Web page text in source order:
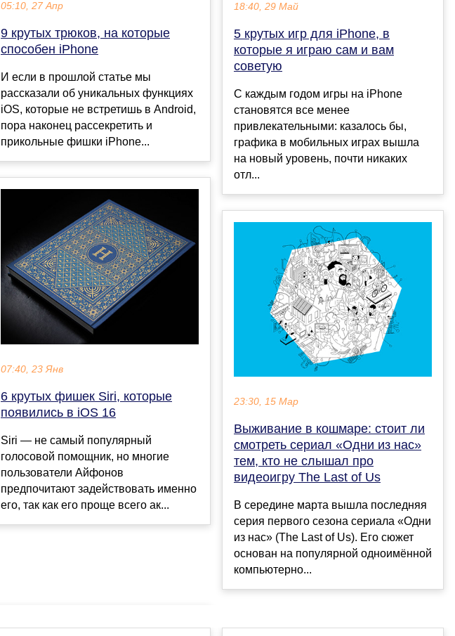
05:10, 27 Апр
9 крутых трюков, на которые
способен iPhone
И если в прошлой статье мы
рассказали об уникальных функциях
iOS, которые не встретишь в Android,
пора наконец рассекретить и
прикольные фишки iPhone...
07:40, 23 Янв
6 крутых фишек Siri, которые
появились в iOS 16
Siri — не самый популярный
голосовой помощник, но многие
пользователи Айфонов
предпочитают задействовать именно
его, так как его проще всего ак...
18:40, 29 Май
5 крутых игр для iPhone, в
которые я играю сам и вам
советую
С каждым годом игры на iPhone
становятся все менее
привлекательными: казалось бы,
графика в мобильных играх вышла
на новый уровень, почти никаких
отл...
23:30, 15 Мар
Выживание в кошмаре: стоит ли
смотреть сериал «Одни из нас»
тем, кто не слышал про
видеоигру The Last of Us
В середине марта вышла последняя
серия первого сезона сериала «Одни
из нас» (The Last of Us). Его сюжет
основан на популярной одноимённой
компьютерно...